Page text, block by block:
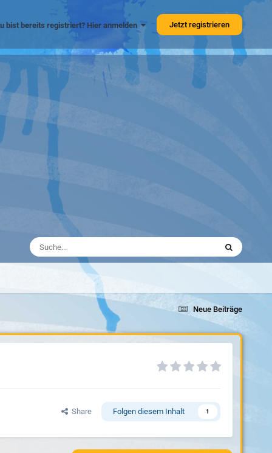
bist bereits registriert? Hier anmelden Jetzt registrieren
Neue Beiträge
Share Folgen diesem Inhalt 1